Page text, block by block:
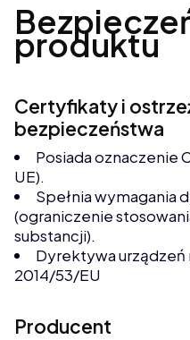
produktu
Certyfikaty i
bezpieczeństwa
Posiada oznaczenie
UE).
Spełnia wymagania
(ograniczenie
substancji).
Dyrektywa urządzeń
2014/53/EU
Producent